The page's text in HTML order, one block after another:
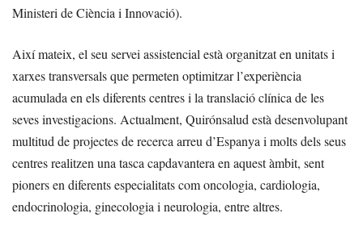
Ministeri de Ciència i Innovació).
Així mateix, el seu servei assistencial està organitzat en unitats i
xarxes transversals que permeten optimitzar l’experiència
acumulada en els diferents centres i la translació clínica de les
seves investigacions. Actualment, Quirónsalud està desenvolupant
multitud de projectes de recerca arreu d’Espanya i molts dels seus
centres realitzen una tasca capdavantera en aquest àmbit, sent
pioners en diferents especialitats com oncologia, cardiologia,
endocrinologia, ginecologia i neurologia, entre altres.